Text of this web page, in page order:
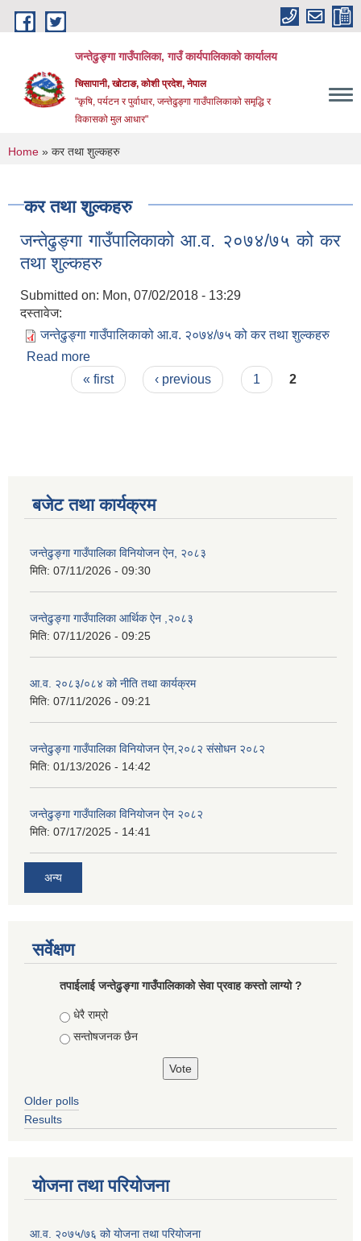
Skip to main content
जन्तेढुङ्गा गाउँपालिका, गाउँ कार्यपालिकाको कार्यालय
चिसापानी, खोटाङ, कोशी प्रदेश, नेपाल
"कृषि, पर्यटन र पुर्वाधार, जन्तेढुङ्गा गाउँपालिकाको समृद्धि र
विकासको मुल आधार"
You are here
Home » कर तथा शुल्कहरु
कर तथा शुल्कहरु
जन्तेढुङ्गा गाउँपालिकाको आ.व. २०७४/७५ को कर
तथा शुल्कहरु
Submitted on: Mon, 07/02/2018 - 13:29
दस्तावेज:
जन्तेढुङ्गा गाउँपालिकाको आ.व. २०७४/७५ को कर तथा शुल्कहरु
Read more
तथा शुल्कहरु
Pages« first ‹ previous 1 2
बजेट तथा कार्यक्रम
जन्तेढुङ्गा गाउँपालिका विनियोजन ऐन, २०८३
मिति: 07/11/2026 - 09:30
जन्तेढुङ्गा गाउँपालिका आर्थिक ऐन ,२०८३
मिति: 07/11/2026 - 09:25
आ.व. २०८३/०८४ को नीति तथा कार्यक्रम
मिति: 07/11/2026 - 09:21
जन्तेढुङ्गा गाउँपालिका विनियोजन ऐन,२०८२ संसोधन २०८२
मिति: 01/13/2026 - 14:42
जन्तेढुङ्गा गाउँपालिका विनियोजन ऐन २०८२
मिति: 07/17/2025 - 14:41
अन्य
सर्वेक्षण
तपाईलाई जन्तेढुङ्गा गाउँपालिकाको सेवा प्रवाह कस्तो लाग्यो ?
Choices
धेरै राम्रो
सन्तोषजनक छैन
Older polls
Results
योजना तथा परियोजना
आ.व. २०७५/७६ को योजना तथा परियोजना